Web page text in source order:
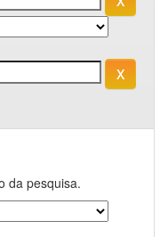
da pesquisa.